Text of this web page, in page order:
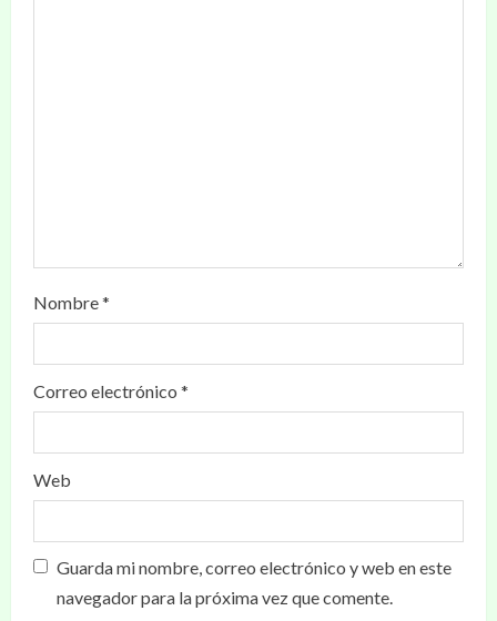
Nombre*
Correo electrónico *
Web
Guarda mi nombre, correo electrónico y web en este
navegador para la próxima vez que comente.